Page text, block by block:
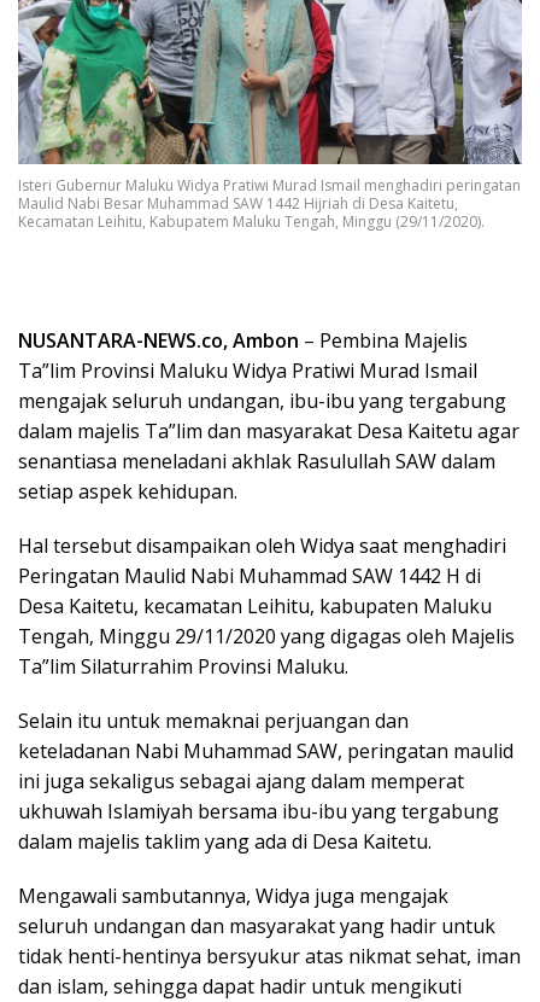
Isteri Gubernur Maluku Widya Pratiwi Murad Ismail menghadiri peringatan
Maulid Nabi Besar Muhammad SAW 1442 Hijriah di Desa Kaitetu,
Kecamatan Leihitu, Kabupatem Maluku Tengah, Minggu (29/11/2020).
NUSANTARA-NEWS.co, Ambon – Pembina Majelis
Ta”lim Provinsi Maluku Widya Pratiwi Murad Ismail
mengajak seluruh undangan, ibu-ibu yang tergabung
dalam majelis Ta”lim dan masyarakat Desa Kaitetu agar
senantiasa meneladani akhlak Rasulullah SAW dalam
setiap aspek kehidupan.
Hal tersebut disampaikan oleh Widya saat menghadiri
Peringatan Maulid Nabi Muhammad SAW 1442 H di
Desa Kaitetu, kecamatan Leihitu, kabupaten Maluku
Tengah, Minggu 29/11/2020 yang digagas oleh Majelis
Ta”lim Silaturrahim Provinsi Maluku.
Selain itu untuk memaknai perjuangan dan
keteladanan Nabi Muhammad SAW, peringatan maulid
ini juga sekaligus sebagai ajang dalam memperat
ukhuwah Islamiyah bersama ibu-ibu yang tergabung
dalam majelis taklim yang ada di Desa Kaitetu.
Mengawali sambutannya, Widya juga mengajak
seluruh undangan dan masyarakat yang hadir untuk
tidak henti-hentinya bersyukur atas nikmat sehat, iman
dan islam, sehingga dapat hadir untuk mengikuti